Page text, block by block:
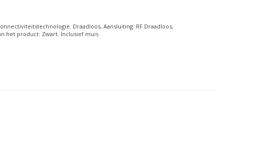
Draadloos, Aansluiting: RF Draadloos,
het product: Zwart. Inclusief muis